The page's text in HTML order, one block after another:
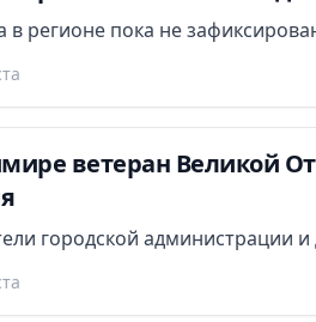
в регионе пока не
ветеран Великой
городской администрации